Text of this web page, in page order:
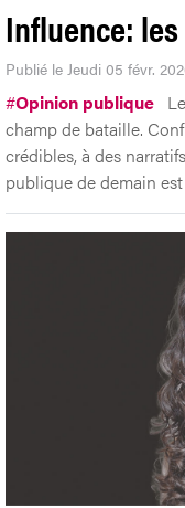
Influence:
Publié le Jeudi 05 févr.
#Opinion publique
champ de bataille.
crédibles, à des
publique de demain